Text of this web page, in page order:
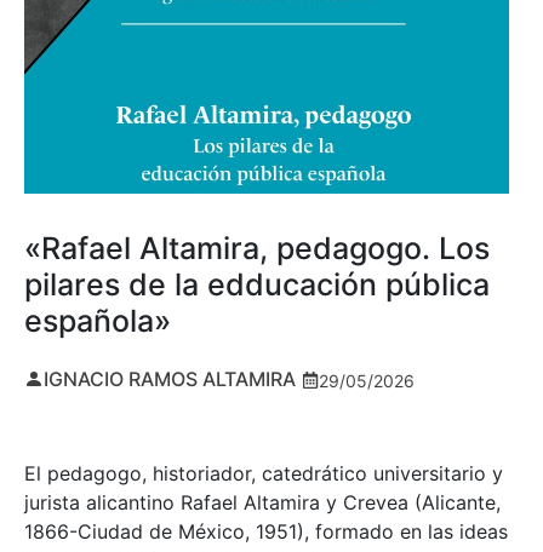
«Rafael Altamira, pedagogo. Los
pilares de la edducación pública
española»
IGNACIO RAMOS ALTAMIRA 29/05/2026
El pedagogo, historiador, catedrático universitario y
jurista alicantino Rafael Altamira y Crevea (Alicante,
1866-Ciudad de México, 1951), formado en las ideas